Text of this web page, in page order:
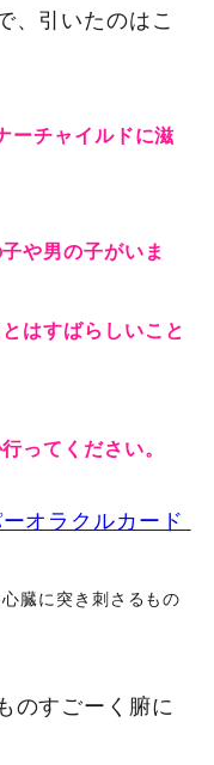
、引いたのはこ
チャイルドに滋
や男の子がいま
はすばらしいこと
ってください。
オラクルカード
臓に突き刺さるもの
のすごーく腑に